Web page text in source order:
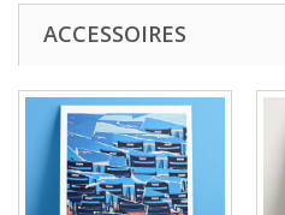
ACCESSOIRES